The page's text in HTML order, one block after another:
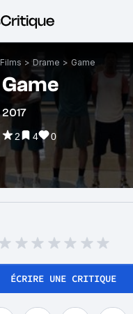
Films > Drame > Game
Game
2017
2 4 0
ÉCRIRE UNE CRITIQUE